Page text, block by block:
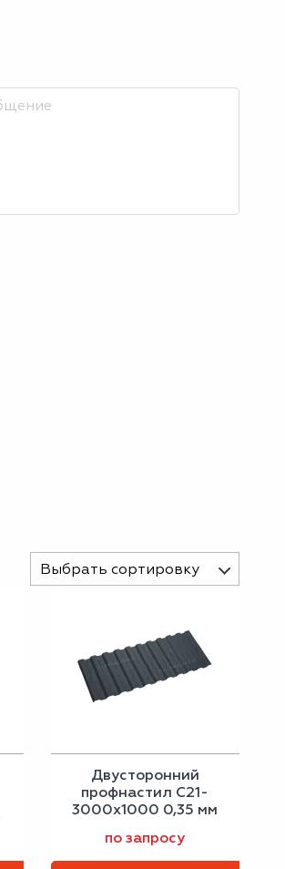
Выбрать сортировку
Двусторонний
профнастил С21-
3000х1000 0,35 мм
по запросу